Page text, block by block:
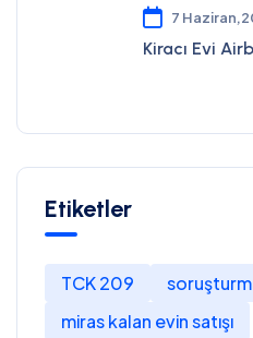
7
Kiracı Evi
Etiketler
TCK 209
miras kalan evin satışı